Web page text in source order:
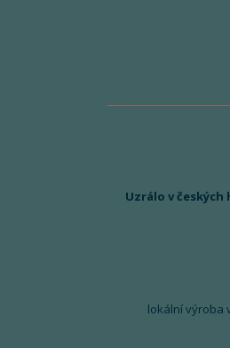
Uzrálo v českých
lokální výroba